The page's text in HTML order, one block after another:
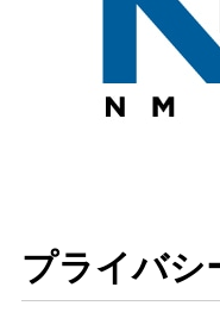
プライバシ